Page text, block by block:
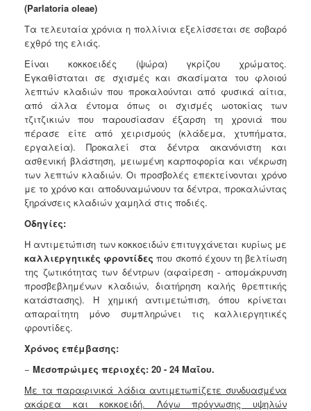
(Parlatoria oleae)
Τα τελευταία χρόνια η πολλίνια εξελίσσεται σε σοβαρό
εχθρό της ελιάς.
Είναι κοκκοειδές (ψώρα) γκρίζου χρώματος.
Εγκαθίσταται σε σχισμές και σκασίματα του φλοιού
λεπτών κλαδιών που προκαλούνται από φυσικά αίτια,
από άλλα έντομα όπως οι σχισμές ωοτοκίας των
τζιτζικιών που παρουσίασαν έξαρση τη χρονιά που
πέρασε είτε από χειρισμούς (κλάδεμα, χτυπήματα,
εργαλεία). Προκαλεί στα δέντρα ακανόνιστη και
ασθενική βλάστηση, μειωμένη καρποφορία και νέκρωση
των λεπτών κλαδιών. Οι προσβολές επεκτείνονται χρόνο
με το χρόνο και αποδυναμώνουν τα δέντρα, προκαλώντας
ξηράνσεις κλαδιών χαμηλά στις ποδιές.
Οδηγίες:
Η αντιμετώπιση των κοκκοειδών επιτυγχάνεται κυρίως με
καλλιεργητικές φροντίδεςπου σκοπό έχουν τη βελτίωση
της ζωτικότητας των δέντρων (αφαίρεση - απομάκρυνση
προσβεβλημένων κλαδιών, διατήρηση καλής θρεπτικής
κατάστασης). Η χημική
αντιμετώπιση, όπου κρίνεται
απαραίτητη μόνο συμπληρώνει τις
καλλιεργητικές
φροντίδες.
Χρόνος επέμβασης:
− Μεσοπρώιμες περιοχές: 20 - 24 Μαΐου.
Με τα παραφινικά λάδια αντιμετωπίζετε συνδυασμένα
ακάρεα και κοκκοειδή. Λόγω πρόγνωσης υψηλών